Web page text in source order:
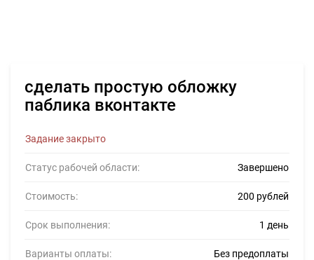
сделать простую обложку
паблика вконтакте
Задание закрыто
Статус рабочей области: Завершено
Стоимость: 200 рублей
Срок выполнения: 1 день
Варианты оплаты: Без предоплаты